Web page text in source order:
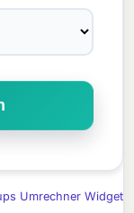
Umrechner Widget